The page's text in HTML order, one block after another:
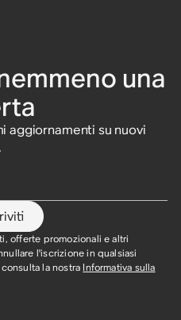
una
aggiornamenti su nuovi
offerte promozionali e altri
l'iscrizione in qualsiasi
la nostra Informativa sulla